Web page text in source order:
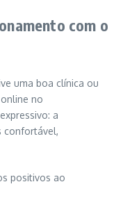
com o
uma boa clínica ou
no
a
confortável,
positivos ao